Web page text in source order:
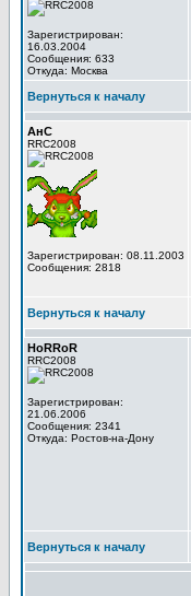
Зарегистрирован:
16.03.2004
Сообщения: 633
Откуда: Москва
Вернуться к началу
АнС
RRC2008
Зарегистрирован: 08.11.2003
Сообщения: 2818
Вернуться к началу
HoRRoR
RRC2008
Зарегистрирован:
21.06.2006
Сообщения: 2341
Откуда: Ростов-на-Дону
Вернуться к началу